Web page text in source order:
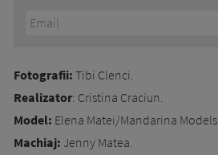
Fotografii: Tibi Clenci.
Realizator: Cristina Craciun.
Model: Elena Matei/Mandarina Models.
Machiaj: Jenny Matea.